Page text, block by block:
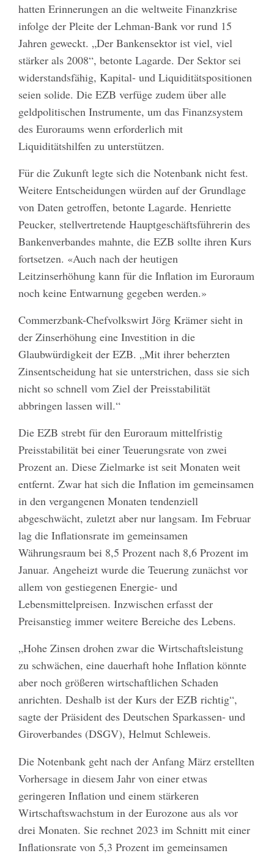
hatten Erinnerungen an die weltweite Finanzkrise
infolge der Pleite der Lehman-Bank vor rund 15
Jahren geweckt. „Der Bankensektor ist viel, viel
stärker als 2008“, betonte Lagarde. Der Sektor sei
widerstandsfähig, Kapital- und Liquiditätspositionen
seien solide. Die EZB verfüge zudem über alle
geldpolitischen Instrumente, um das Finanzsystem
des Euroraums wenn erforderlich mit
Liquiditätshilfen zu unterstützen.
Für die Zukunft legte sich die Notenbank nicht fest.
Weitere Entscheidungen würden auf der Grundlage
von Daten getroffen, betonte Lagarde. Henriette
Peucker, stellvertretende Hauptgeschäftsführerin des
Bankenverbandes mahnte, die EZB sollte ihren Kurs
fortsetzen. «Auch nach der heutigen
Leitzinserhöhung kann für die Inflation im Euroraum
noch keine Entwarnung gegeben werden.»
Commerzbank-Chefvolkswirt Jörg Krämer sieht in
der Zinserhöhung eine Investition in die
Glaubwürdigkeit der EZB. „Mit ihrer beherzten
Zinsentscheidung hat sie unterstrichen, dass sie sich
nicht so schnell vom Ziel der Preisstabilität
abbringen lassen will.“
Die EZB strebt für den Euroraum mittelfristig
Preisstabilität bei einer Teuerungsrate von zwei
Prozent an. Diese Zielmarke ist seit Monaten weit
entfernt. Zwar hat sich die Inflation im gemeinsamen
in den vergangenen Monaten tendenziell
abgeschwächt, zuletzt aber nur langsam. Im Februar
lag die Inflationsrate im gemeinsamen
Währungsraum bei 8,5 Prozent nach 8,6 Prozent im
Januar. Angeheizt wurde die Teuerung zunächst vor
allem von gestiegenen Energie- und
Lebensmittelpreisen. Inzwischen erfasst der
Preisanstieg immer weitere Bereiche des Lebens.
„Hohe Zinsen drohen zwar die Wirtschaftsleistung
zu schwächen, eine dauerhaft hohe Inflation könnte
aber noch größeren wirtschaftlichen Schaden
anrichten. Deshalb ist der Kurs der EZB richtig“,
sagte der Präsident des Deutschen Sparkassen- und
Giroverbandes (DSGV), Helmut Schleweis.
Die Notenbank geht nach der Anfang März erstellten
Vorhersage in diesem Jahr von einer etwas
geringeren Inflation und einem stärkeren
Wirtschaftswachstum in der Eurozone aus als vor
drei Monaten. Sie rechnet 2023 im Schnitt mit einer
Inflationsrate von 5,3 Prozent im gemeinsamen